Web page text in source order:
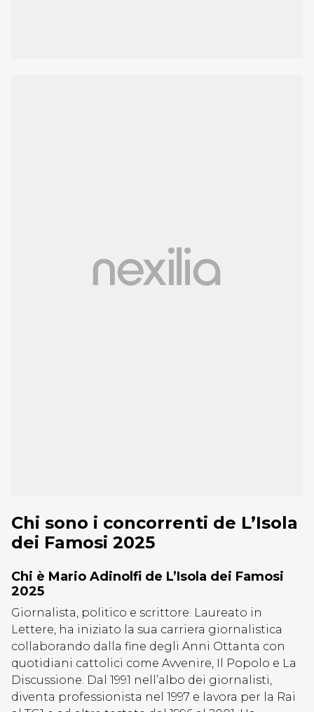
Chi sono i concorrenti de L’Isola
dei Famosi 2025
Chi è Mario Adinolfi de L’Isola dei Famosi
2025
Giornalista, politico e scrittore. Laureato in
Lettere, ha iniziato la sua carriera giornalistica
collaborando dalla fine degli Anni Ottanta con
quotidiani cattolici come Avvenire, Il Popolo e La
Discussione. Dal 1991 nell’albo dei giornalisti,
diventa professionista nel 1997 e lavora per la Rai